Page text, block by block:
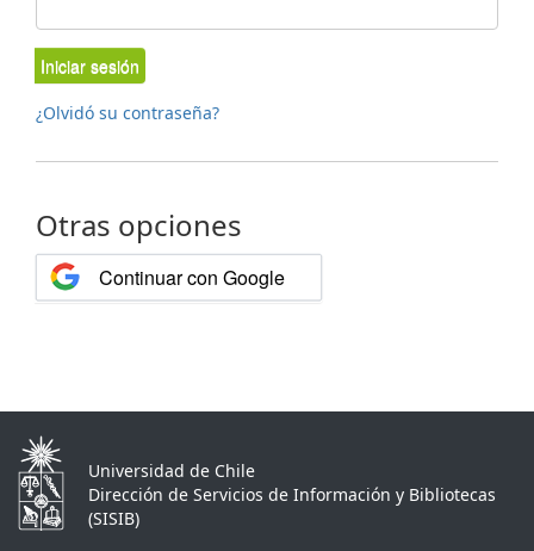
Iniciar sesión
¿Olvidó su contraseña?
Otras opciones
Continuar con Google
Universidad de Chile
Dirección de Servicios de Información y Bibliotecas
(SISIB)